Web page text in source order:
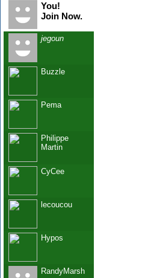
You!
Join Now.
jegoun
Buzzle
Pema
Philippe
Martin
CyCee
lecoucou
Hypos
RandyMarsh